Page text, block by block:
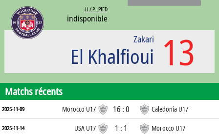
H / P - PIED
indisponible
13
Zakari
El Khalfioui
Matchs récents
2025-11-09 Morocco U17 16 : 0 Caledonia U17
2025-11-14 USA U17 1 : 1 Morocco U17